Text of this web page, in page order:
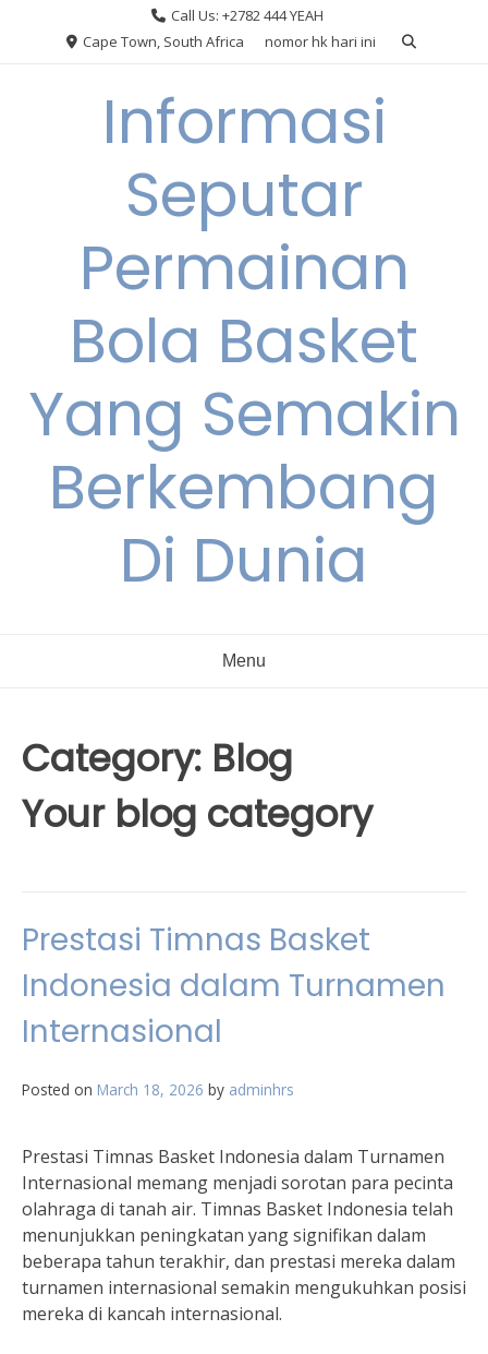
Call Us: +2782 444 YEAH
Cape Town, South Africa
nomor hk hari ini
Informasi
Seputar
Permainan
Bola Basket
Yang Semakin
Berkembang
Di Dunia
Menu
Category: Blog
Your blog category
Prestasi Timnas Basket
Indonesia dalam Turnamen
Internasional
Posted on March 18, 2026 by adminhrs
Prestasi Timnas Basket Indonesia dalam Turnamen
Internasional memang menjadi sorotan para pecinta
olahraga di tanah air. Timnas Basket Indonesia telah
menunjukkan peningkatan yang signifikan dalam
beberapa tahun terakhir, dan prestasi mereka dalam
turnamen internasional semakin mengukuhkan posisi
mereka di kancah internasional.